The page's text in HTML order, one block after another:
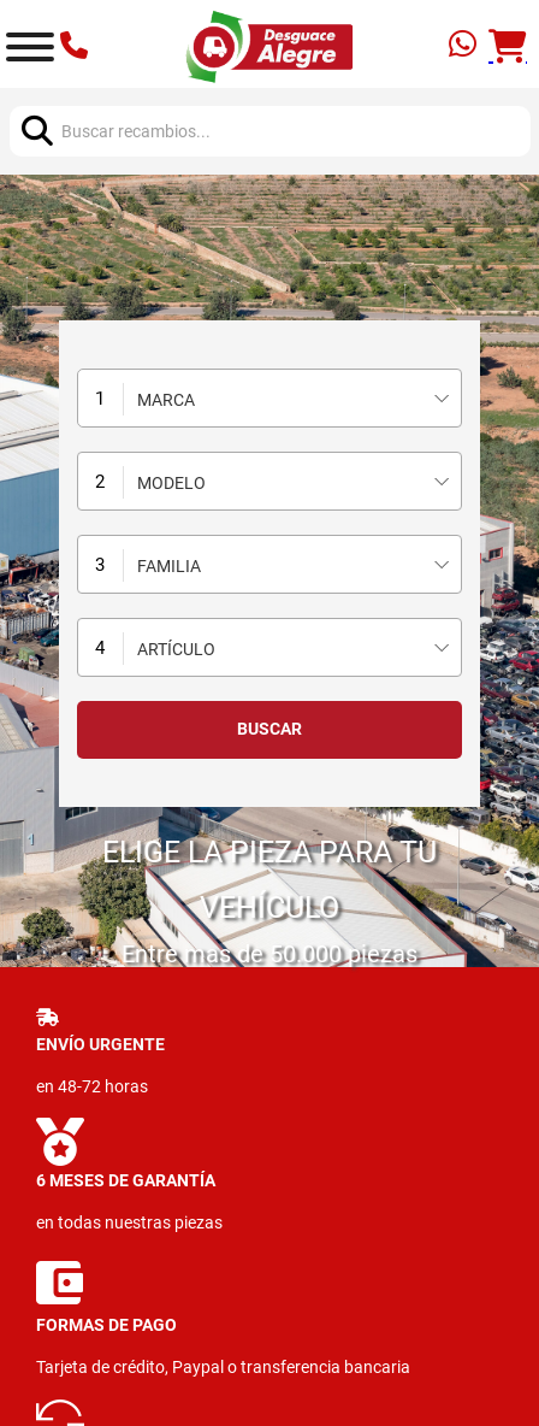
MARCA
MODELO
FAMILIA
ARTÍCULO
ELIGE LA PIEZA PARA TU
VEHÍCULO
Entre mas de 50.000 piezas
ENVÍO URGENTE
en 48-72 horas
6 MESES DE GARANTÍA
en todas nuestras piezas
FORMAS DE PAGO
Tarjeta de crédito, Paypal o transferencia bancaria